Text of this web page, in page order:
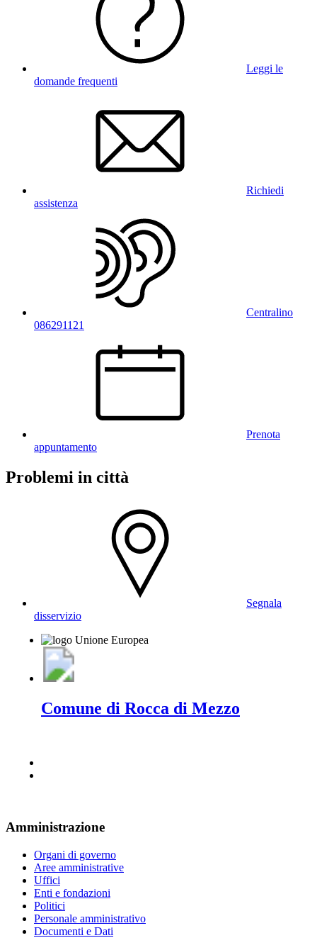
Leggi le
domande frequenti
Richiedi
assistenza
Centralino
086291121
Prenota
appuntamento
Problemi in città
Segnala
disservizio
Comune di Rocca di Mezzo
Amministrazione
Organi di governo
Aree amministrative
Uffici
Enti e fondazioni
Politici
Personale amministrativo
Documenti e Dati